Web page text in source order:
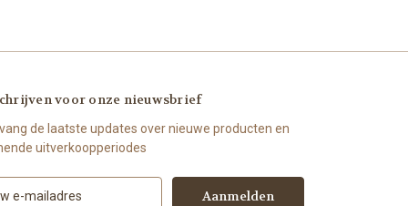
voor onze nieuwsbrief
de laatste updates over nieuwe producten en
uitverkoopperiodes